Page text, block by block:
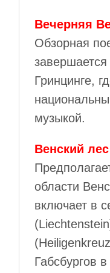
Вечерняя
Обзорная
Гринцинге,
музыкой.
Венский
области
включает в
Габсбургов